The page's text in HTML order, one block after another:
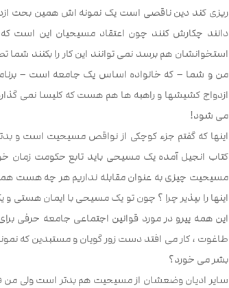
ریزی کند دین ناقصی است یک نمونه اش همین بحث
دانند چکارش کنند چون اعتقاد مسیحیان این است که
استخوانشان هم برسد نمی توانند این کار را بکنند شما
من و شما – که خانواده اساس یک جامعه است – برنامه
ازدواج کشیشها و راهبه ها هم هست که کلیسا نمی
می شود!
اینها که گفتم جزء کوچکی از نواقص مسیحیت است و
کتاب انجیل آمده یک مسیحی باید تابع حکومت زمان
مسیحیت چیزی به عنوان مقابله نداریم هر چه هست همه
اینها را بپذیر چرا ؟ چون تو یک مسیحی با ایمان
این همه پیرو در مورد قوانین اجتماعی جامعه حرفی
طاغوت ، کار می افتد دست زور گویان و مستبدین که
بشر می خورد؟
سایر ادیان وضعشان از مسیحیت هم بدتر است ولی من